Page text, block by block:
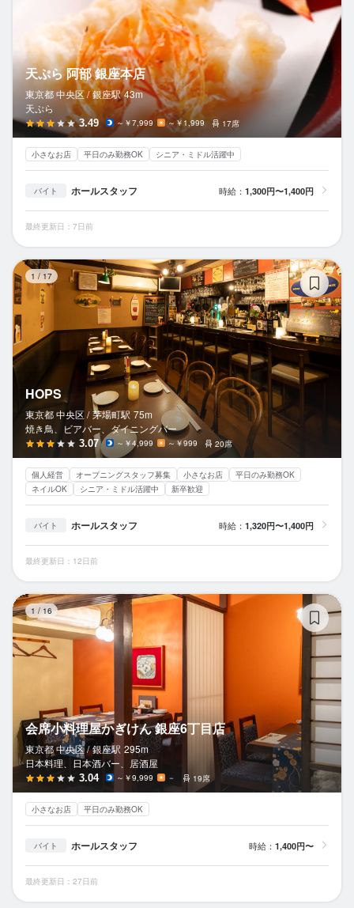
天ぷら 阿部 銀座本店
東京都 中央区 / 銀座駅 43m
天ぷら
3.49 ～￥7,999 ～￥1,999 17席
小さなお店 平日のみ勤務OK シニア・ミドル活躍中
バイト ホールスタッフ 時給： 1,300円〜1,400円
最終更新日：7日前
1 / 17
HOPS
東京都 中央区 / 茅場町駅 75m
焼き鳥、ビアバー、ダイニングバー
3.07 ～￥4,999 ～￥999 20席
個人経営 オープニングスタッフ募集 小さなお店
平日のみ勤務OK
ネイルOK
シニア・ミドル活躍中 新卒歓迎
バイト ホールスタッフ 時給： 1,320円〜1,400円
最終更新日：12日前
1 / 16
会席小料理屋かぎけん 銀座6丁目店
東京都 中央区 / 銀座駅 295m
日本料理、日本酒バー、居酒屋
3.04 ～￥9,999 － 19席
小さなお店 平日のみ勤務OK
バイト ホールスタッフ 時給： 1,400円〜
最終更新日：27日前